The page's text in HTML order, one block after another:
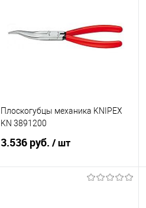
В избранное
Под заказ
Плоскогубцы механика KNIPEX
KN 3891200
3.536 руб. / шт